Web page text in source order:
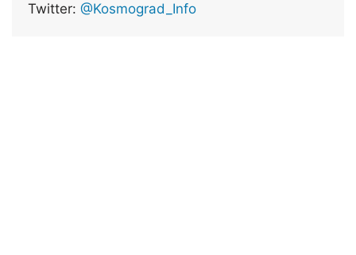
Twitter: @Kosmograd_Info